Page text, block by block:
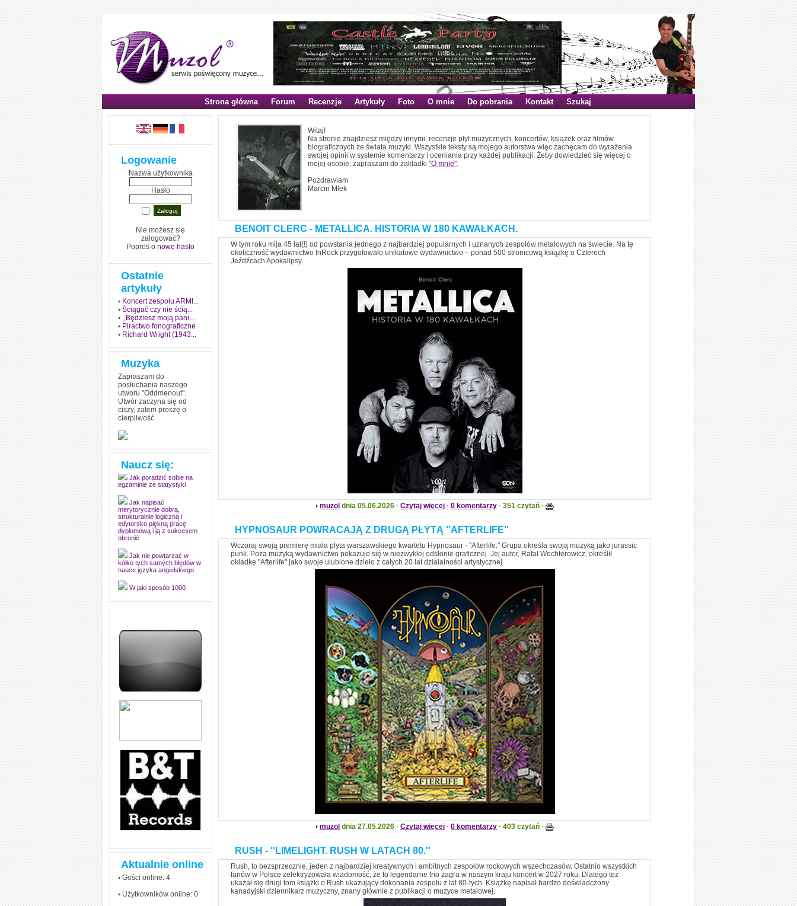
Strona główna Forum Recenzje Artykuły Foto O mnie Do pobrania Kontakt Szukaj
Logowanie
Nazwa użytkownika
Hasło
Nie możesz się
zalogować?
Poproś o nowe hasło
Ostatnie
artykuły
Koncert zespołu ARMI...
Ściągać czy nie ścią...
,,Będziesz moją pani...
Piractwo fonograficzne
Richard Wright (1943...
Muzyka
Zapraszam do
posłuchania naszego
utworu "Oddmenout".
Utwór zaczyna się od
ciszy, zatem proszę o
cierpliwość.
Naucz się:
grozy w muzyce
Jak zdać każdy
egzamin? Poznaj metody
mistrzów
Jak poradzić sobie na
Jak napisać
merytorycznie dobrą,
strukturalnie logiczną i
edytorsko piękną pracę
dyplomową i ją z sukcesem
Jak nie powtarzać w
kółko tych samych błędów w
formuł konwersacyjnych
dzięki którym łatwiej je
W końcu ktoś po ludzku i
czym polega mowa zależna
(reported speech) w języku
szybciej i więcej, ale nie
dłużej!
Aktualnie online
Gości online: 4
Użytkowników online: 0
Witaj!
Na stronie znajdziesz między innymi, recenzje płyt muzycznych, koncertów, książek oraz filmów
biograficznych ze świata muzyki. Wszystkie teksty są mojego autorstwa więc zachęcam do wyrażenia
swojej opinii w systemie komentarzy i oceniania przy każdej publikacji. Żeby dowiedzieć się więcej o
mojej osobie, zapraszam do zakładki "O mnie".
Pozdrawiam
Marcin Mlek
BENOIT CLERC - METALLICA. HISTORIA W 180 KAWAŁKACH.
W tym roku mija 45 lat(!) od powstania jednego z najbardziej popularnych i uznanych zespołów metalowych na świecie. Na tę
okoliczność wydawnictwo InRock przygotowało unikatowe wydawnictwo – ponad 500 stronicową książkę o Czterech
Jeźdźcach Apokalipsy.
muzol dnia 05.06.2026 · Czytaj więcej · 0 komentarzy · 351 czytań ·
HYPNOSAUR POWRACAJĄ Z DRUGĄ PŁYTĄ ''AFTERLIFE''
Wczoraj swoją premierę miała płyta warszawskiego kwartetu Hypnosaur - ''Afterlife.'' Grupa określa swoją muzyką jako jurassic
punk. Poza muzyką wydawnictwo pokazuje się w niezwykłej odsłonie graficznej. Jej autor, Rafał Wechterowicz, określił
okładkę "Afterlife" jako swoje ulubione dzieło z całych 20 lat działalności artystycznej.
muzol dnia 27.05.2026 · Czytaj więcej · 0 komentarzy · 403 czytań ·
RUSH - ''LIMELIGHT. RUSH W LATACH 80.''
Rush, to bezsprzecznie, jeden z najbardziej kreatywnych i ambitnych zespołów rockowych wszechczasów. Ostatnio wszystkich
fanów w Polsce zelektryzowała wiadomość, że to legendarne trio zagra w naszym kraju koncert w 2027 roku. Dlatego też
ukazał się drugi tom książki o Rush ukazujący dokonania zespołu z lat 80-tych. Książkę napisał bardzo doświadczony
kanadyjski dziennikarz muzyczny, znany głównie z publikacji o muzyce metalowej.